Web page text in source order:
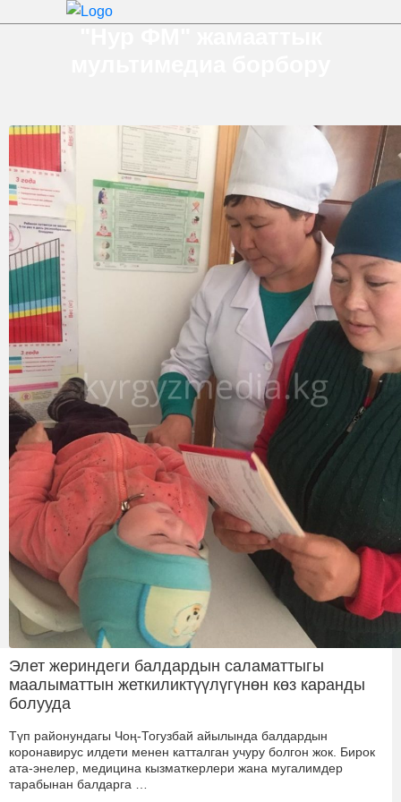
Элет жериндеги балдардын саламаттыгы
маалыматтын жеткиликтүүлүгүнөн көз каранды
болууда
Түп районундагы Чоң-Тогузбай айылында балдардын
коронавирус илдети менен катталган учуру болгон жок. Бирок
ата-энелер, медицина кызматкерлери жана мугалимдер
тарабынан балдарга …